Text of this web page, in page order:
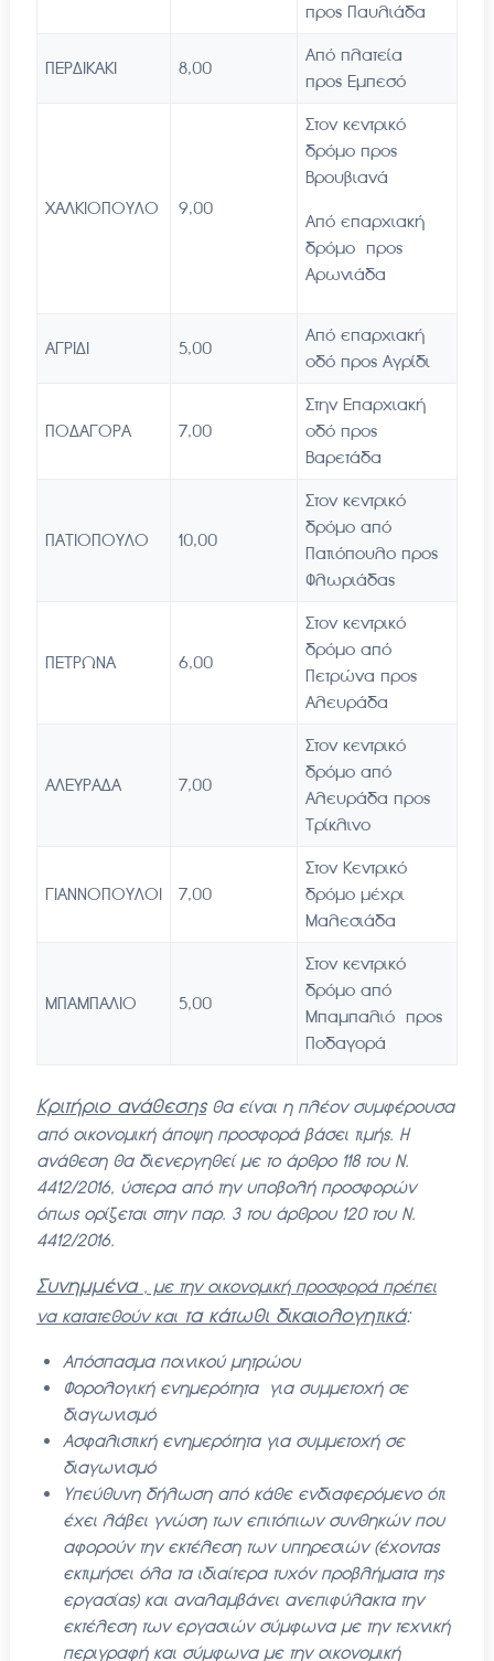
προς Παυλιάδα
ΠΕΡΔΙΚΑΚΙ 8,00
Από πλατεία
προς Εμπεσό
ΧΑΛΚΙΟΠΟΥΛΟ 9,00
Στον κεντρικό
δρόμο προς
Βρουβιανά
Από επαρχιακή
δρόμο προς
Αρωνιάδα
ΑΓΡΙΔΙ 5,00
Από επαρχιακή
οδό προς Αγρίδι
ΠΟΔΑΓΟΡΑ 7,00
Στην Επαρχιακή
οδό προς
Βαρετάδα
ΠΑΤΙΟΠΟΥΛΟ 10,00
Στον κεντρικό
δρόμο από
Πατιόπουλο προς
Φλωριάδας
ΠΕΤΡΩΝΑ 6,00
Στον κεντρικό
δρόμο από
Πετρώνα προς
Αλευράδα
ΑΛΕΥΡΑΔΑ 7,00
Στον κεντρικό
δρόμο από
Αλευράδα προς
Τρίκλινο
ΓΙΑΝΝΟΠΟΥΛΟΙ 7,00
Στον Κεντρικό
δρόμο μέχρι
Μαλεσιάδα
ΜΠΑΜΠΑΛΙΟ 5,00
Στον κεντρικό
δρόμο από
Μπαμπαλιό προς
Ποδαγορά
Κριτήριο ανάθεσης θα είναι η πλέον συμφέρουσα
από οικονομική άποψη προσφορά βάσει τιμής. Η
ανάθεση θα διενεργηθεί με το άρθρο 118 του Ν.
4412/2016, ύστερα από την υποβολή προσφορών
όπως ορίζεται στην παρ. 3 του άρθρου 120 του Ν.
4412/2016.
Συνημμένα , με την οικονομική προσφορά πρέπει
να κατατεθούν καιτα κάτωθι δικαιολογητικά:
Απόσπασμα ποινικού μητρώου
Φορολογική ενημερότητα για συμμετοχή σε
διαγωνισμό
Ασφαλιστική ενημερότητα για συμμετοχή σε
διαγωνισμό
Υπεύθυνη δήλωση από κάθε ενδιαφερόμενο ότι
έχει λάβει γνώση των επιτόπιων συνθηκών που
αφορούν την εκτέλεση των υπηρεσιών (έχοντας
εκτιμήσει όλα τα ιδιαίτερα τυχόν προβλήματα της
εργασίας) και αναλαμβάνει ανεπιφύλακτα την
εκτέλεση των εργασιών σύμφωνα με την τεχνική
περιγραφή και σύμφωνα με την οικονομική